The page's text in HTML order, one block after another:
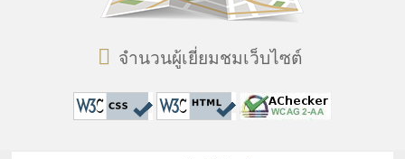
จำนวนผู้เยี่ยมชมเว็บไซต์